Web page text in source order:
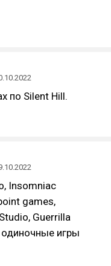
по Silent Hill.
Insomniac
games,
Guerrilla
одиночные игры